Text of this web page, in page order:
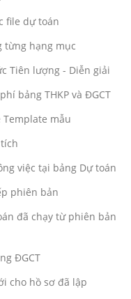
file dự toán
từng hạng mục
Tiên lượng - Diễn giải
bảng THKP và ĐGCT
mẫu
việc tại bảng Dự toán
phiên bản
đã chạy từ phiên bản
ĐGCT
cho hồ sơ đã lập